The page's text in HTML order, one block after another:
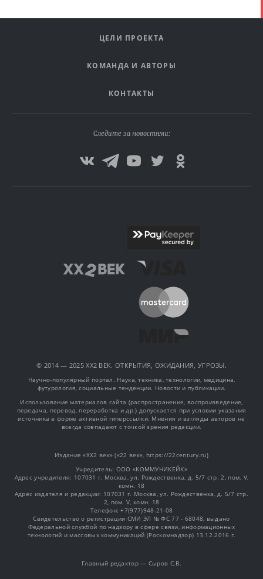
ЦЕЛИ ПРОЕКТА
КОМАНДА И АВТОРЫ
КОНТАКТЫ
Следите за новостями:
© 2014 — 2025 XX2 ВЕК. ОТКРЫТИЯ, ОЖИДАНИЯ, УГРОЗЫ.
Научно-популярный портал. Наука, техника, технологии, медицина,
футурология, социальные тенденции. Новости и публикации.
Использование материалов сайта (распространение, воспроизведение,
передача, перевод, переработка и др.) допускается при условии указания
источника в форме активной гиперссылки. Мнения и взгляды авторов не
всегда совпадают с точкой зрения редакции.
Издание «XX2 век» («22 век», https://22century.ru)
Учредитель: OOO «КОММУНИКЕЙК»
Адрес учредителя: 107031 г. Москва, ул. Рождественка, д. 5/7 стр. 2, пом. V,
комн. 18
Адрес издателя и редакции: 107031 г. Москва, ул. Рождественка, д. 5/7 стр.
2, пом. V, комн. 18
Телефон: +7(977)948-21-08
Свидетельство о регистрации СМИ ЭЛ № ФС 77 - 68048, выдано
Федеральной службой по надзору в сфере связи, информационных
технологий и массовых коммуникаций (Роскомнадзор) 13.12.2016 г.
Главный редактор — Сыров С.В.